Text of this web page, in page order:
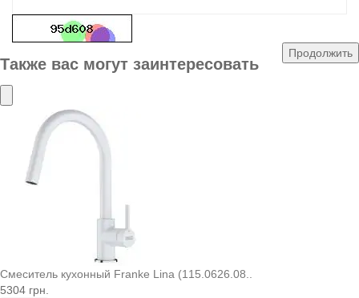
Продолжить
Также вас могут заинтересовать
Смеситель кухонный Franke Lina (115.0626.08..
5304 грн.